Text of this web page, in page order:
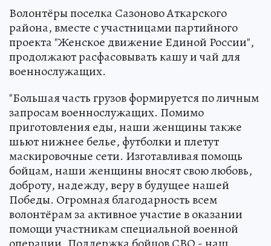
Волонтёры поселка Сазоново Аткарского
района, вместе с участницами партийного
проекта "Женское движение Единой России",
продолжают расфасовывать кашу и чай для
военнослужащих.
"Большая часть грузов формируется по личным
запросам военнослужащих. Помимо
приготовления еды, наши женщины также
шьют нижнее белье, футболки и плетут
маскировочные сети. Изготавливая помощь
бойцам, наши женщины вносят свою любовь,
доброту, надежду, веру в будущее нашей
Победы. Огромная благодарность всем
волонтёрам за активное участие в оказании
помощи участникам специальной военной